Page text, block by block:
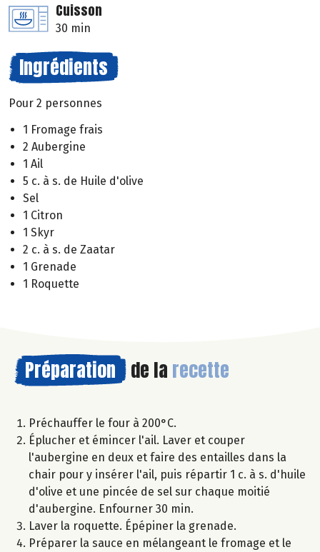
Cuisson
30 min
Ingrédients
Pour 2 personnes
1 Fromage frais
2 Aubergine
1 Ail
5 c. à s. de Huile d'olive
Sel
1 Citron
1 Skyr
2 c. à s. de Zaatar
1 Grenade
1 Roquette
Préparation de la recette
Préchauffer le four à 200°C.
Éplucher et émincer l'ail. Laver et couper
l'aubergine en deux et faire des entailles dans la
chair pour y insérer l'ail, puis répartir 1 c. à s. d'huile
d'olive et une pincée de sel sur chaque moitié
d'aubergine. Enfourner 30 min.
Laver la roquette. Épépiner la grenade.
Préparer la sauce en mélangeant le fromage et le